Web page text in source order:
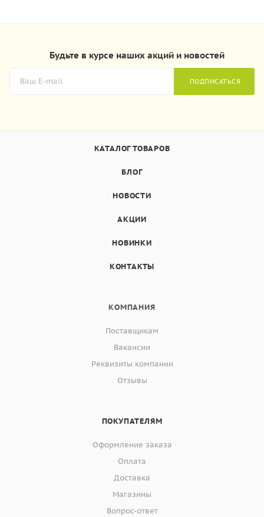
Будьте в курсе наших акций и новостей
ПОДПИСАТЬСЯ
КАТАЛОГ ТОВАРОВ
БЛОГ
НОВОСТИ
АКЦИИ
НОВИНКИ
КОНТАКТЫ
КОМПАНИЯ
Поставщикам
Вакансии
Реквизиты компании
Отзывы
ПОКУПАТЕЛЯМ
Оформление заказа
Оплата
Доставка
Магазины
Вопрос-ответ